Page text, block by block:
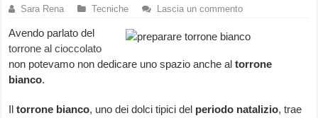
Sara Rena Tecniche Lascia un commento
Avendo parlato del
torrone al cioccolato
non potevamo non dedicare uno spazio anche altorrone
bianco.
Il torrone bianco, uno dei dolci tipici del periodo natalizio, trae